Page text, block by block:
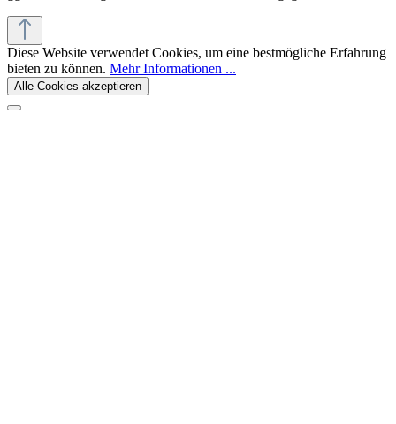
Diese Website verwendet Cookies, um eine bestmögliche Erfahrung
bieten zu können. Mehr Informationen ...
Alle Cookies akzeptieren